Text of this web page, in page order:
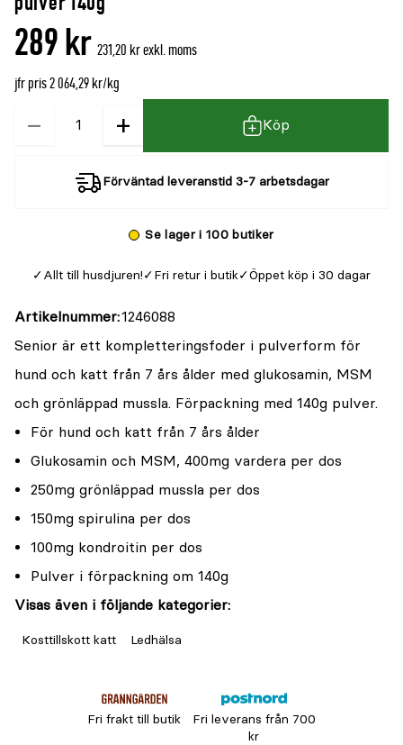
av
289 kr 231,20 kr exkl. moms
jfr pris 2 064,29 kr/kg
−
Kvantitet + Köp
Förväntad leveranstid 3-7 arbetsdagar
Se lager i 100 butiker
Allt till husdjuren! Fri retur i butik Öppet köp i 30 dagar
Artikelnummer 1246088
Senior är ett kompletteringsfoder i pulverform för
hund och katt från 7 års ålder med glukosamin, MSM
och grönläppad mussla. Förpackning med 140g pulver.
För hund och katt från 7 års ålder
Glukosamin och MSM, 400mg vardera per dos
250mg grönläppad mussla per dos
150mg spirulina per dos
100mg kondroitin per dos
Pulver i förpackning om 140g
Visas även i följande kategorier:
Kosttillskott katt Ledhälsa
Fri frakt till butik
Fri leverans från 700
kr